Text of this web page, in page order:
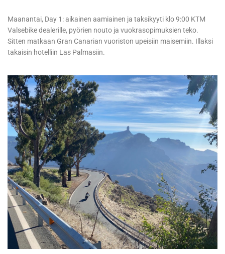
Maanantai, Day 1: aikainen aamiainen ja taksikyyti klo 9:00 KTM
Valsebike dealerille, pyörien nouto ja vuokrasopimuksien teko.
Sitten matkaan Gran Canarian vuoriston upeisiin maisemiin. Illaksi
takaisin hotelliin Las Palmasiin.